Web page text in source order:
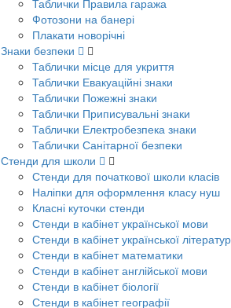
Таблички Правила гаража
Фотозони на банері
Плакати новорічні
Знаки безпеки
Таблички місце для укриття
Таблички Евакуаційні знаки
Таблички Пожежні знаки
Таблички Приписувальні знаки
Таблички Електробезпека знаки
Таблички Санітарної безпеки
Стенди для школи
Стенди для початкової школи класів
Наліпки для оформлення класу нуш
Класні куточки стенди
Стенди в кабінет української мови
Стенди в кабінет української
Стенди в кабінет математики
Стенди в кабінет англійської мови
Стенди в кабінет біології
Стенди в кабінет географії